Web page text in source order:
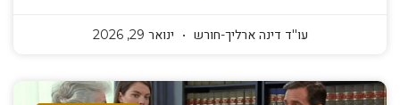
עו''ד דינה ארליך-חורש ינואר 29, 2026